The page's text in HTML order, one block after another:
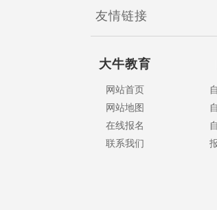
友情链接
大牛教育
网站首页
网站地图
在线报名
联系我们